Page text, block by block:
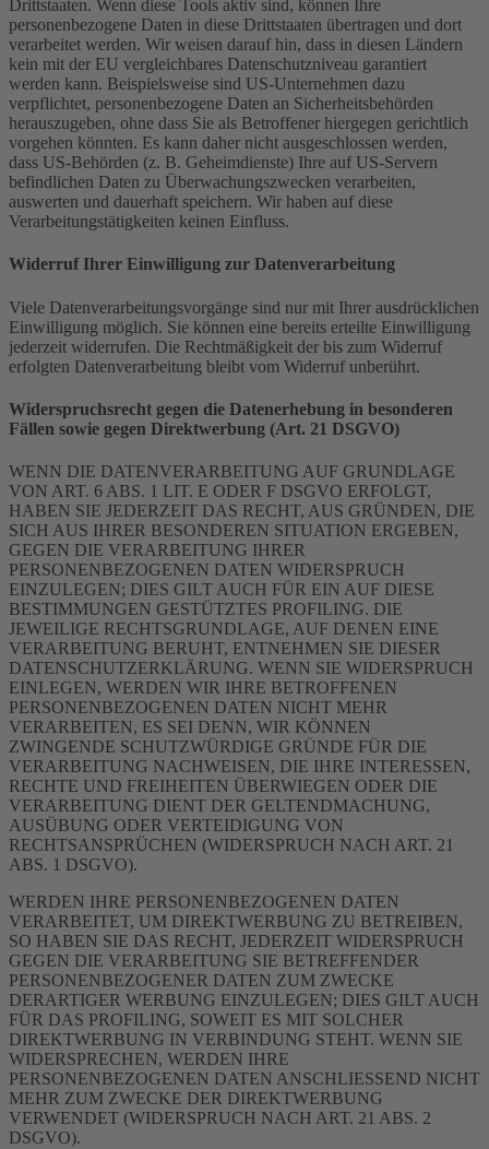
Drittstaaten. Wenn diese Tools aktiv sind, können Ihre
personenbezogene Daten in diese Drittstaaten übertragen und dort
verarbeitet werden. Wir weisen darauf hin, dass in diesen Ländern
kein mit der EU vergleichbares Datenschutzniveau garantiert
werden kann. Beispielsweise sind US-Unternehmen dazu
verpflichtet, personenbezogene Daten an Sicherheitsbehörden
herauszugeben, ohne dass Sie als Betroffener hiergegen gerichtlich
vorgehen könnten. Es kann daher nicht ausgeschlossen werden,
dass US-Behörden (z. B. Geheimdienste) Ihre auf US-Servern
befindlichen Daten zu Überwachungszwecken verarbeiten,
auswerten und dauerhaft speichern. Wir haben auf diese
Verarbeitungstätigkeiten keinen Einfluss.
Widerruf Ihrer Einwilligung zur Datenverarbeitung
Viele Datenverarbeitungsvorgänge sind nur mit Ihrer ausdrücklichen
Einwilligung möglich. Sie können eine bereits erteilte Einwilligung
jederzeit widerrufen. Die Rechtmäßigkeit der bis zum Widerruf
erfolgten Datenverarbeitung bleibt vom Widerruf unberührt.
Widerspruchsrecht gegen die Datenerhebung in besonderen
Fällen sowie gegen Direktwerbung (Art. 21 DSGVO)
WENN DIE DATENVERARBEITUNG AUF GRUNDLAGE
VON ART. 6 ABS. 1 LIT. E ODER F DSGVO ERFOLGT,
HABEN SIE JEDERZEIT DAS RECHT, AUS GRÜNDEN, DIE
SICH AUS IHRER BESONDEREN SITUATION ERGEBEN,
GEGEN DIE VERARBEITUNG IHRER
PERSONENBEZOGENEN DATEN WIDERSPRUCH
EINZULEGEN; DIES GILT AUCH FÜR EIN AUF DIESE
BESTIMMUNGEN GESTÜTZTES PROFILING. DIE
JEWEILIGE RECHTSGRUNDLAGE, AUF DENEN EINE
VERARBEITUNG BERUHT, ENTNEHMEN SIE DIESER
DATENSCHUTZERKLÄRUNG. WENN SIE WIDERSPRUCH
EINLEGEN, WERDEN WIR IHRE BETROFFENEN
PERSONENBEZOGENEN DATEN NICHT MEHR
VERARBEITEN, ES SEI DENN, WIR KÖNNEN
ZWINGENDE SCHUTZWÜRDIGE GRÜNDE FÜR DIE
VERARBEITUNG NACHWEISEN, DIE IHRE INTERESSEN,
RECHTE UND FREIHEITEN ÜBERWIEGEN ODER DIE
VERARBEITUNG DIENT DER GELTENDMACHUNG,
AUSÜBUNG ODER VERTEIDIGUNG VON
RECHTSANSPRÜCHEN (WIDERSPRUCH NACH ART. 21
ABS. 1 DSGVO).
WERDEN IHRE PERSONENBEZOGENEN DATEN
VERARBEITET, UM DIREKTWERBUNG ZU BETREIBEN,
SO HABEN SIE DAS RECHT, JEDERZEIT WIDERSPRUCH
GEGEN DIE VERARBEITUNG SIE BETREFFENDER
PERSONENBEZOGENER DATEN ZUM ZWECKE
DERARTIGER WERBUNG EINZULEGEN; DIES GILT AUCH
FÜR DAS PROFILING, SOWEIT ES MIT SOLCHER
DIREKTWERBUNG IN VERBINDUNG STEHT. WENN SIE
WIDERSPRECHEN, WERDEN IHRE
PERSONENBEZOGENEN DATEN ANSCHLIESSEND NICHT
MEHR ZUM ZWECKE DER DIREKTWERBUNG
VERWENDET (WIDERSPRUCH NACH ART. 21 ABS. 2
DSGVO).